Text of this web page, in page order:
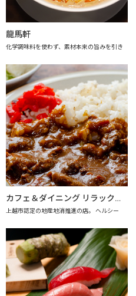
龍馬軒
化学調味料を使わず、素材本来の旨みを引き
カフェ＆ダイニング リラックス 【上越市地産地消推進の店認定店】
上越市認定の地産地消推進の店。 ヘルシー